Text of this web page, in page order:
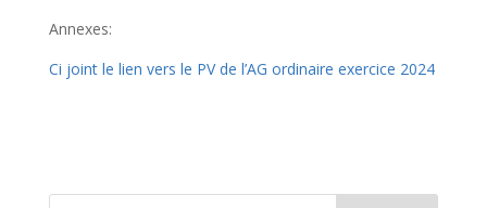
Annexes:
Ci joint le lien vers le PV de l’AG ordinaire exercice 2024